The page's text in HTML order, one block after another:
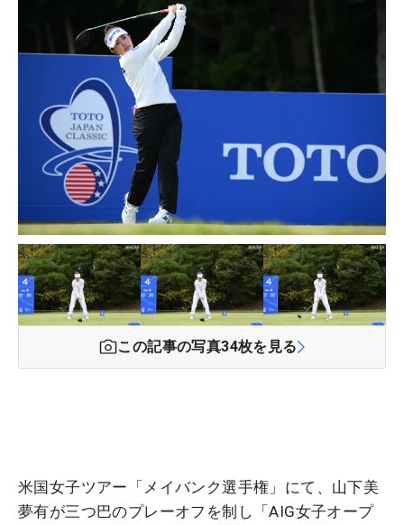
この記事の写真34枚を見る
米国女子ツアー「メイバンク選手権」にて、山下美
夢有が三つ巴のプレーオフを制し「AIG女子オープ